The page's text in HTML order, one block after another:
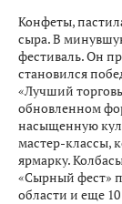
Конфеты,
сыра. В
фестиваль. Он
становился
«Лучший
обновленном
насыщенную
мастер-классы,
ярмарку.
«Сырный фест»
области и еще